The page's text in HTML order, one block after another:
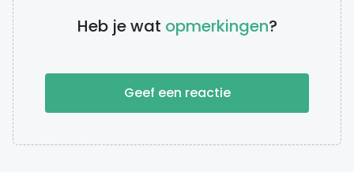
Heb je wat opmerkingen?
Geef een reactie